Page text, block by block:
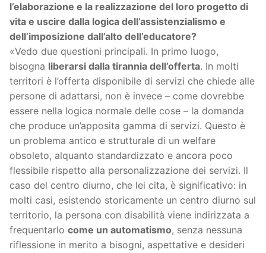
l’elaborazione e la realizzazione del loro progetto di
vita e uscire dalla logica dell’assistenzialismo e
dell’imposizione dall’alto dell’educatore?
«Vedo due questioni principali. In primo luogo,
bisogna liberarsi dalla tirannia dell’offerta. In molti
territori è l’offerta disponibile di servizi che chiede alle
persone di adattarsi, non è invece – come dovrebbe
essere nella logica normale delle cose – la domanda
che produce un’apposita gamma di servizi. Questo è
un problema antico e strutturale di un welfare
obsoleto, alquanto standardizzato e ancora poco
flessibile rispetto alla personalizzazione dei servizi. Il
caso del centro diurno, che lei cita, è significativo: in
molti casi, esistendo storicamente un centro diurno sul
territorio, la persona con disabilità viene indirizzata a
frequentarlo come un automatismo, senza nessuna
riflessione in merito a bisogni, aspettative e desideri